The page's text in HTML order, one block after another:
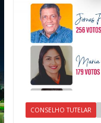
CONSELHO TUTELAR